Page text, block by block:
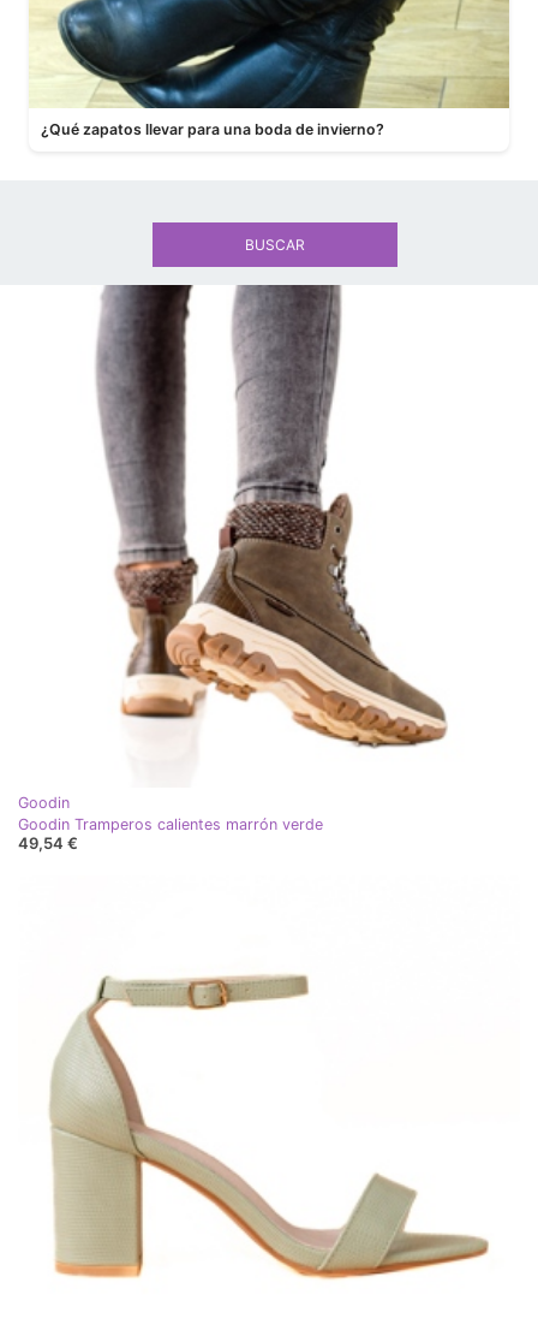
¿Qué zapatos llevar para una boda de invierno?
Goodin
Goodin Tramperos calientes marrón verde
49,54 €
BUSCAR